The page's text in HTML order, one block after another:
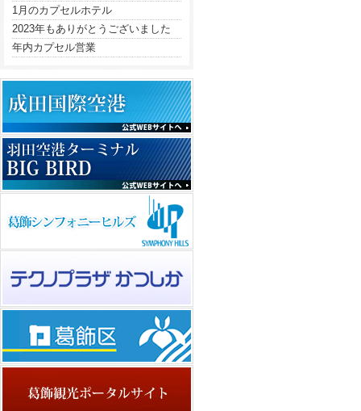
1月のカプセルホテル
2023年もありがとうございました
年内カプセル営業